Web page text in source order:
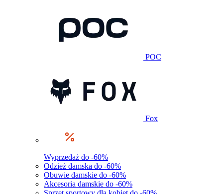
POC
Fox
Wyprzedaż do -60%
Odzież damska do -60%
Obuwie damskie do -60%
Akcesoria damskie do -60%